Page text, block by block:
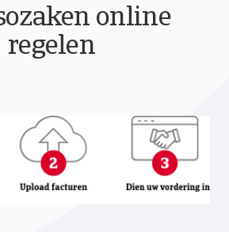
online
regelen